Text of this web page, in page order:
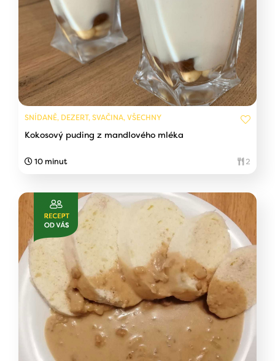
SNÍDANĚ, DEZERT, SVAČINA, VŠECHNY
Kokosový puding z mandlového mléka
10 minut 2